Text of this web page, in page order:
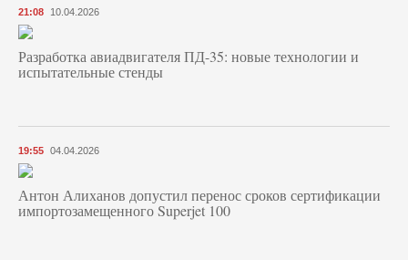
21:08 10.04.2026
Разработка авиадвигателя ПД-35: новые технологии и
испытательные стенды
19:55 04.04.2026
Антон Алиханов допустил перенос сроков сертификации
импортозамещенного Superjet 100